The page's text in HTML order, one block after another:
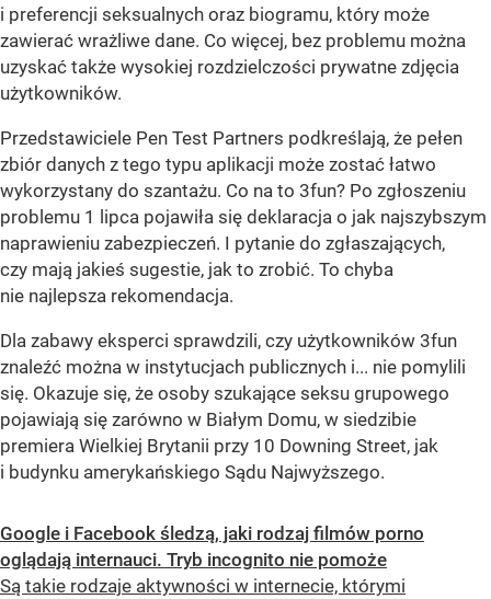
i preferencji seksualnych oraz biogramu, który może
zawierać wrażliwe dane. Co więcej, bez problemu można
uzyskać także wysokiej rozdzielczości prywatne zdjęcia
użytkowników.
Przedstawiciele Pen Test Partners podkreślają, że pełen
zbiór danych z tego typu aplikacji może zostać łatwo
wykorzystany do szantażu. Co na to 3fun? Po zgłoszeniu
problemu 1 lipca pojawiła się deklaracja o jak najszybszym
naprawieniu zabezpieczeń. I pytanie do zgłaszających,
czy mają jakieś sugestie, jak to zrobić. To chyba
nie najlepsza rekomendacja.
Dla zabawy eksperci sprawdzili, czy użytkowników 3fun
znaleźć można w instytucjach publicznych i... nie pomylili
się. Okazuje się, że osoby szukające seksu grupowego
pojawiają się zarówno w Białym Domu, w siedzibie
premiera Wielkiej Brytanii przy 10 Downing Street, jak
i budynku amerykańskiego Sądu Najwyższego.
Google i Facebook śledzą, jaki rodzaj filmów porno
oglądają internauci. Tryb incognito nie pomoże
Są takie rodzaje aktywności w internecie, którymi